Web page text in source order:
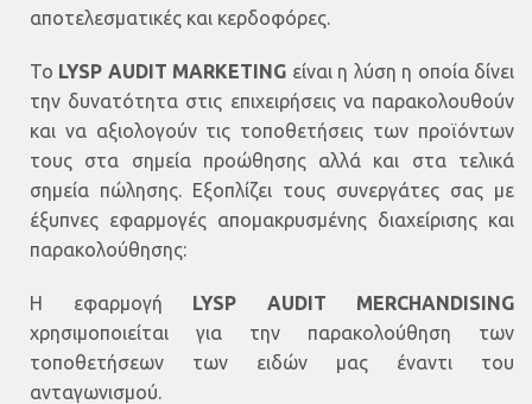
αποτελεσματικές και κερδοφόρες.
Το LYSP AUDIT MARKETING είναι η λύση η οποία δίνει
την δυνατότητα στις επιχειρήσεις να παρακολουθούν
και να αξιολογούν τις τοποθετήσεις των προϊόντων
τους στα σημεία προώθησης αλλά και στα τελικά
σημεία πώλησης. Εξοπλίζει τους συνεργάτες σας με
έξυπνες εφαρμογές απομακρυσμένης διαχείρισης και
παρακολούθησης:
Η εφαρμογή LYSP AUDIT MERCHANDISING
χρησιμοποιείται για την παρακολούθηση των
τοποθετήσεων των ειδών μας έναντι του
ανταγωνισμού.